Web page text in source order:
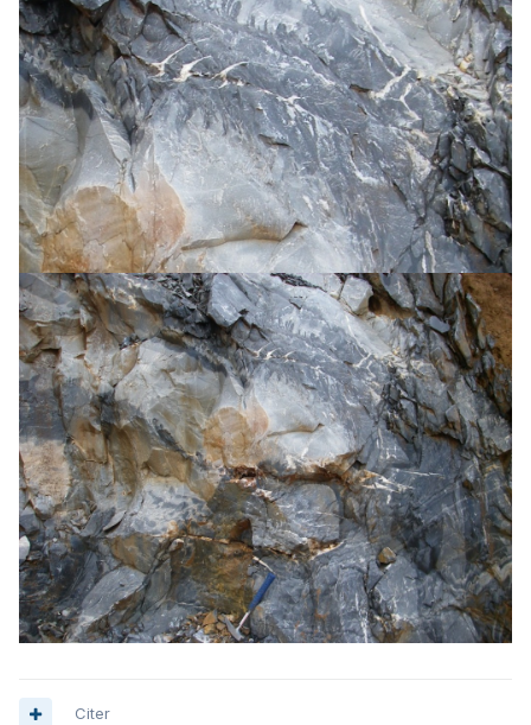
Citer